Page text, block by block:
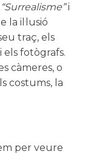
“Surrealisme”i
la il·lusió
traç, els
els fotògrafs.
càmeres, o
costums, la
per veure